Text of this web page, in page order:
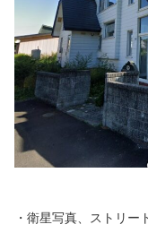
・衛星写真、ストリ